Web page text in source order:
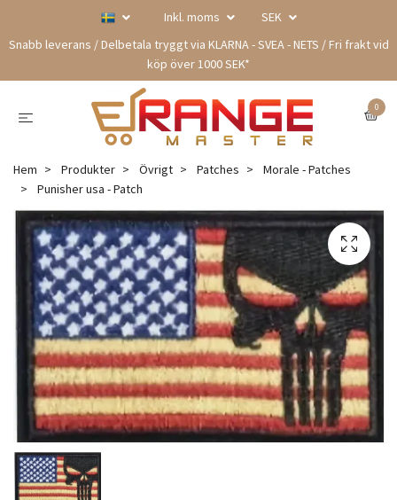
Inkl. moms
SEK
Snabb leverans / Delbetala tryggt via KLARNA - SVEA - NETS / Fri frakt vid
köp över 1000 SEK*
0
Hem Produkter Övrigt Patches
Morale - Patches
Punisher usa - Patch